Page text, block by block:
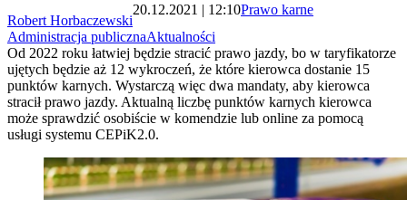
Robert Horbaczewski
20.12.2021 | 12:10Prawo karne
Administracja publicznaAktualności
Od 2022 roku łatwiej będzie stracić prawo jazdy, bo w taryfikatorze
ujętych będzie aż 12 wykroczeń, że które kierowca dostanie 15
punktów karnych. Wystarczą więc dwa mandaty, aby kierowca
stracił prawo jazdy. Aktualną liczbę punktów karnych kierowca
może sprawdzić osobiście w komendzie lub online za pomocą
usługi systemu CEPiK2.0.